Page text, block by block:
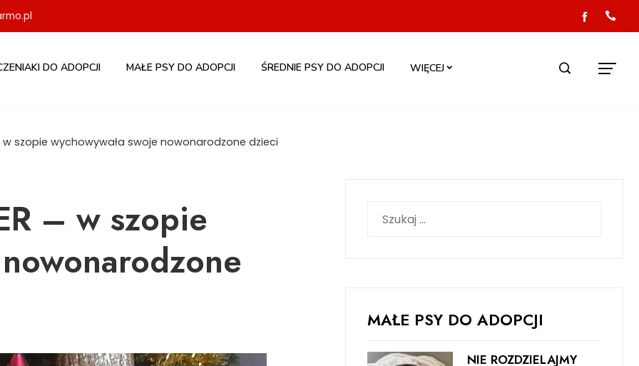
DO ADOPCJI MAŁE PSY DO ADOPCJI ŚREDNIE PSY DO ADOPCJI WIĘCEJ
w szopie wychowywała swoje nowonarodzone dzieci
– w szopie
MAŁE PSY DO ADOPCJI
NIE ROZDZIELAJMY